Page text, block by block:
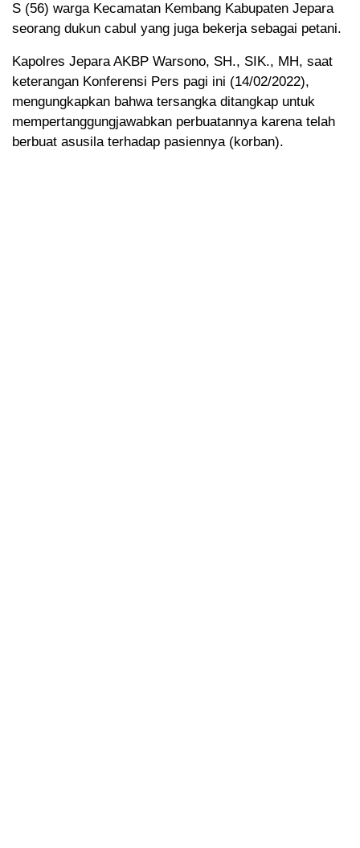
S (56) warga Kecamatan Kembang Kabupaten Jepara
seorang dukun cabul yang juga bekerja sebagai petani.
Kapolres Jepara AKBP Warsono, SH., SIK., MH, saat
keterangan Konferensi Pers pagi ini (14/02/2022),
mengungkapkan bahwa tersangka ditangkap untuk
mempertanggungjawabkan perbuatannya karena telah
berbuat asusila terhadap pasiennya (korban).